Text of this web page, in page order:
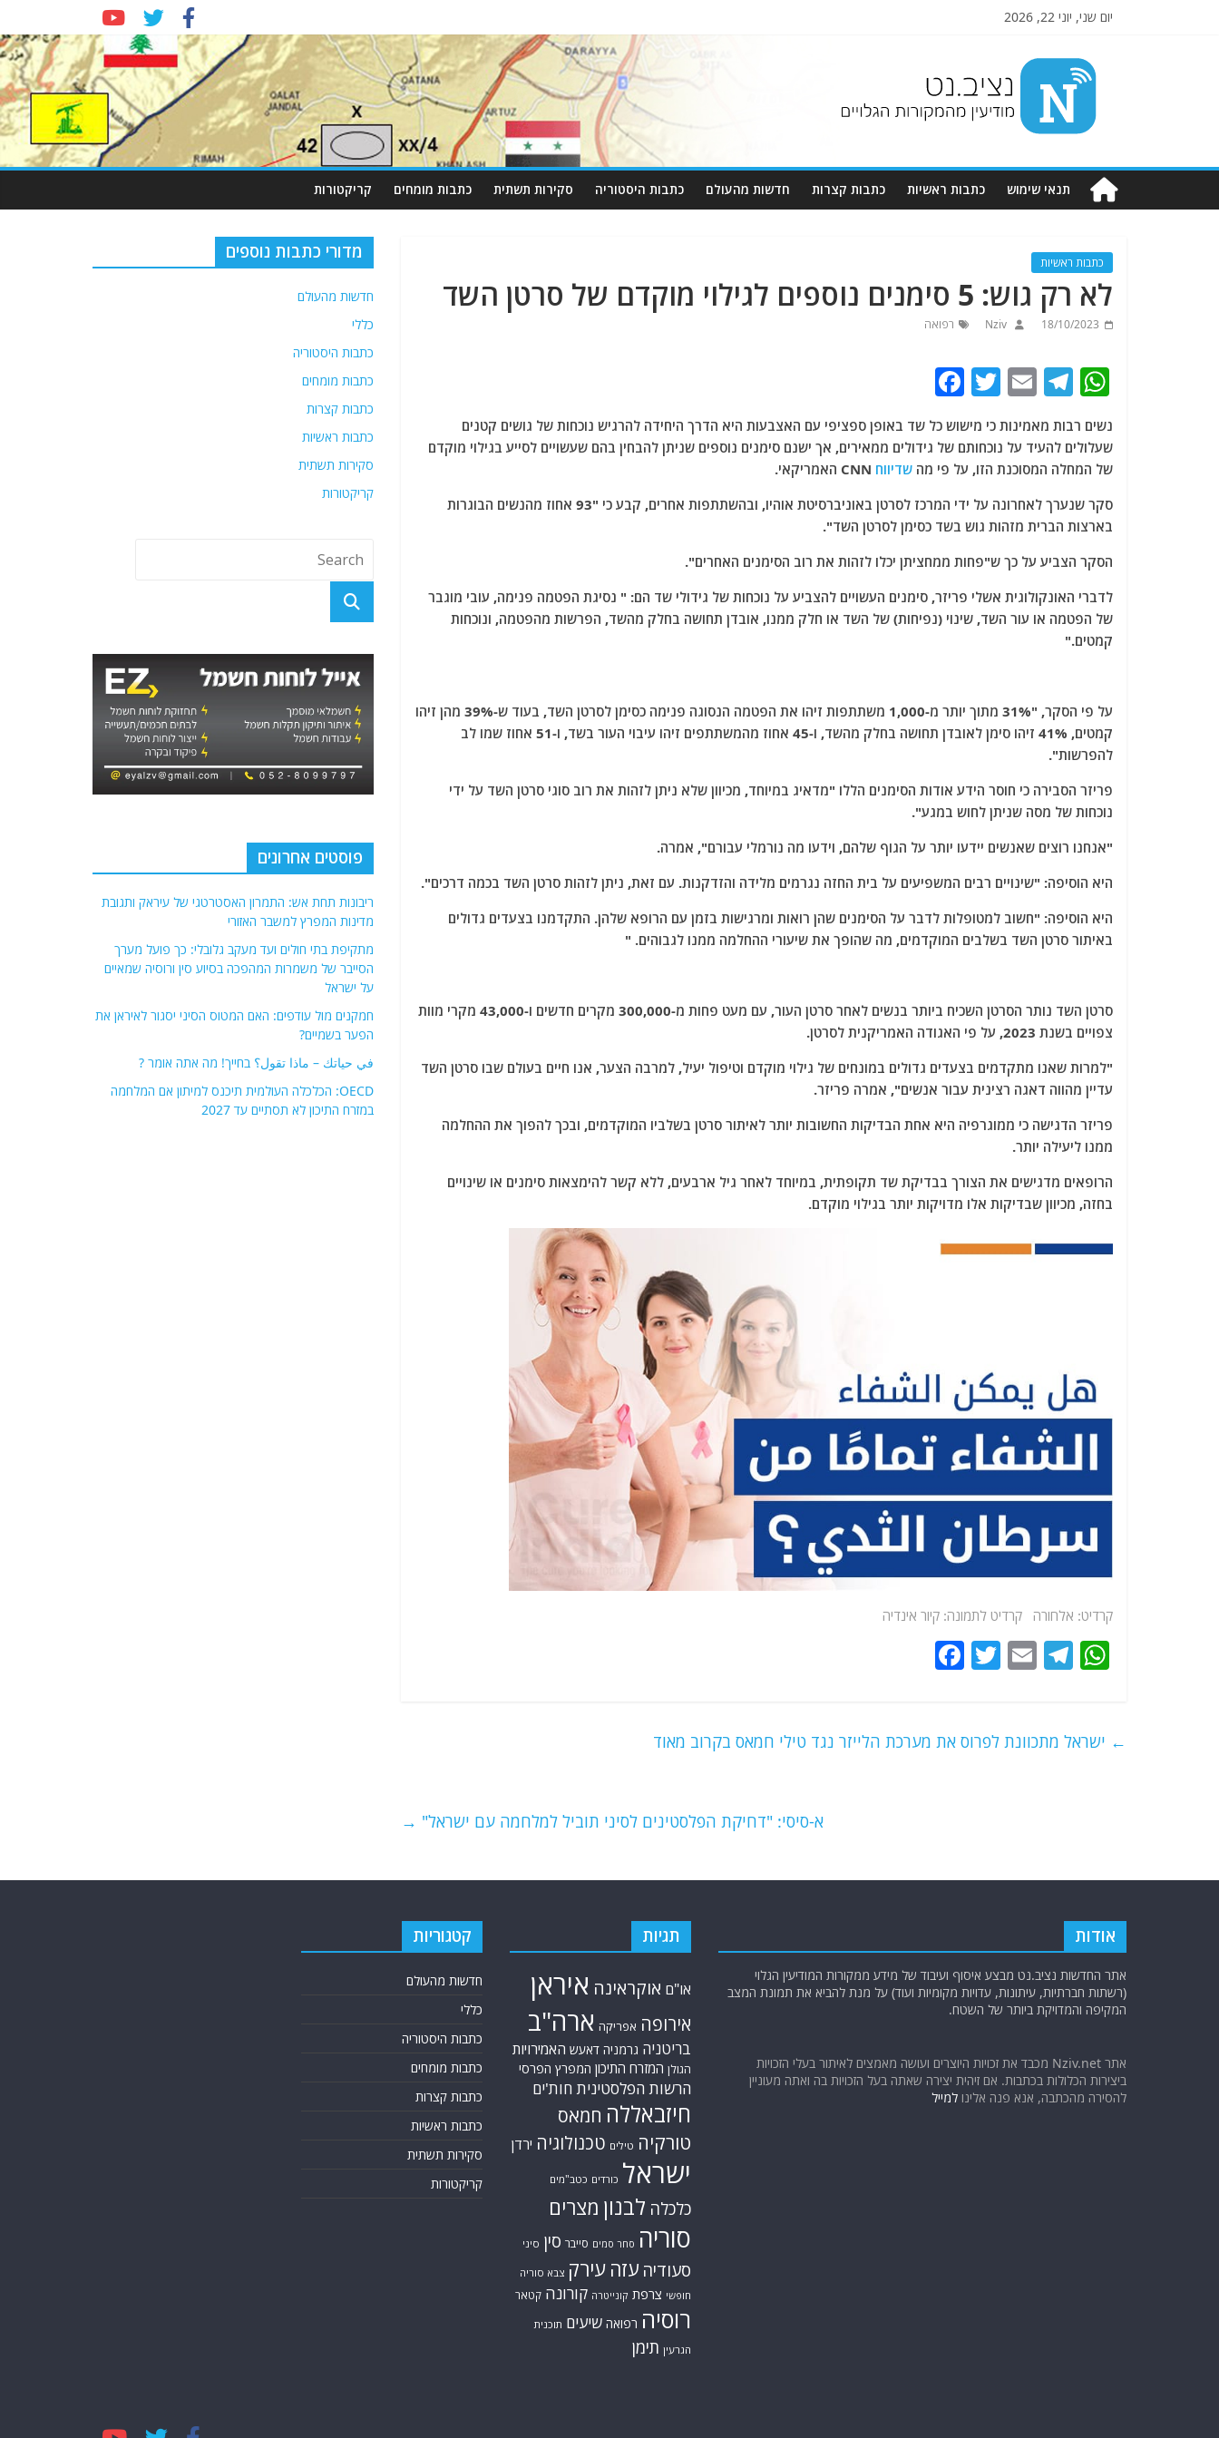
יום שני, יוני 22, 2026
Nziv.net
מודיעין
מהמקורות
תנאי שימוש כתבות ראשיות כתבות קצרות חדשות מהעולם כתבות היסטוריה סקירות תשתית כתבות מומחים קריקטורות
כתבות ראשיות
לא רק גוש: 5 סימנים נוספים לגילוי מוקדם של סרטן השד
18/10/2023
Nziv רפואה
W
at
s
A
p
p
T
e
g
ra
m
E
ai
l
T
itt
er
a
c
e
b
o
o
k
נשים רבות מאמינות כי מישוש כל שד באופן ספציפי עם האצבעות היא הדרך היחידה להרגיש נוכחות של גושים קטנים
שעלולים להעיד על נוכחותם של גידולים ממאירים, אך ישנם סימנים נוספים שניתן להבחין בהם שעשויים לסייע בגילוי מוקדם
של המחלה המסוכנת הזו, על פי מה שדיווח
סקר שנערך לאחרונה על ידי המרכז לסרטן באוניברסיטת אוהיו, ובהשתתפות אחרים, קבע כי "93 אחוז מהנשים הבוגרות
בארצות הברית מזהות גוש בשד כסימן לסרטן השד".
הסקר הצביע על כך ש"פחות ממחציתן יכלו לזהות את רוב הסימנים האחרים".
לדברי האונקולוגית אשלי פריזר, סימנים העשויים להצביע על נוכחות של גידולי שד הם: " נסיגת הפטמה פנימה, עובי מוגבר
של הפטמה או עור השד, שינוי (נפיחות) של השד או חלק ממנו, אובדן תחושה בחלק מהשד, הפרשות מהפטמה, ונוכחות
קמטים."
על פי הסקר, "31% מתוך יותר מ-1,000 משתתפות זיהו את הפטמה הנסוגה פנימה כסימן לסרטן השד, בעוד ש-39% מהן זיהו
קמטים, 41% זיהו סימן לאובדן תחושה בחלק מהשד, ו-45 אחוז מהמשתתפים זיהו עיבוי העור בשד, ו-51 אחוז שמו לב
להפרשות".
פריזר הסבירה כי חוסר הידע אודות הסימנים הללו "מדאיג במיוחד, מכיוון שלא ניתן לזהות את רוב סוגי סרטן השד על ידי
נוכחות של מסה שניתן לחוש במגע".
"אנחנו רוצים שאנשים יידעו יותר על הגוף שלהם, וידעו מה נורמלי עבורם", אמרה.
היא הוסיפה: "שינויים רבים המשפיעים על בית החזה נגרמים מלידה והזדקנות. עם זאת, ניתן לזהות סרטן השד בכמה דרכים".
היא הוסיפה: "חשוב למטופלות לדבר על הסימנים שהן רואות ומרגישות בזמן עם הרופא שלהן. התקדמנו בצעדים גדולים
באיתור סרטן השד בשלבים המוקדמים, מה שהופך את שיעורי ההחלמה ממנו לגבוהים. "
סרטן השד נותר הסרטן השכיח ביותר בנשים לאחר סרטן העור, עם מעט פחות מ-300,000 מקרים חדשים ו-43,000 מקרי מוות
צפויים בשנת 2023, על פי האגודה האמריקנית לסרטן.
"למרות שאנו מתקדמים בצעדים גדולים במונחים של גילוי מוקדם וטיפול יעיל, למרבה הצער, אנו חיים בעולם שבו סרטן השד
עדיין מהווה דאגה רצינית עבור אנשים", אמרה פריזר.
פריזר הדגישה כי ממוגרפיה היא אחת הבדיקות החשובות יותר לאיתור סרטן בשלביו המוקדמים, ובכך להפוך את ההחלמה
ממנו ליעילה יותר.
הרופאים מדגישים את הצורך בבדיקת שד תקופתית, במיוחד לאחר גיל ארבעים, ללא קשר להימצאות סימנים או שינויים
בחזה, מכיוון שבדיקות אלו מדויקות יותר בגילוי מוקדם.
קרדיט: אלחורה קרדיט לתמונה: קיור אינדיה
W
s
T
g
E
l
T
er
e ← ישראל מתכוונת לפרוס את מערכת הלייזר נגד טילי חמאס בקרוב מאוד
א-סיסי: "דחיקת הפלסטינים לסיני תוביל למלחמה עם ישראל" →
מדורי כתבות נוספים
חדשות מהעולם
כללי
כתבות היסטוריה
כתבות מומחים
כתבות קצרות
כתבות ראשיות
סקירות תשתית
קריקטורות
פוסטים אחרונים
ריבונות תחת אש: התמרון האסטרטגי של עיראק ותגובת
מדינות המפרץ למשבר האזורי
מתקיפת בתי חולים ועד מעקב גלובלי: כך פועל מערך
הסייבר של משמרות המהפכה בסיוע סין ורוסיה שמאיים
על ישראל
חמקנים מול עודפים: האם המטוס הסיני יסגור לאיראן את
הפער בשמיים?
في حياتك – ماذا تقول؟ בחייך! מה אתה אומר ?
OECD: הכלכלה העולמית תיכנס למיתון אם המלחמה
במזרח התיכון לא תסתיים עד 2027
אודות
אתר החדשות נציב.נט מבצע איסוף ועיבוד של מידע ממקורות המודיעין הגלוי
(רשתות חברתיות, עיתונות, עדויות מקומיות ועוד) על מנת להביא את תמונת המצב
המקיפה והמדויקת ביותר של השטח.
אתר Nziv.net מכבד את זכויות היוצרים ועושה מאמצים לאיתור בעלי הזכויות
ביצירות הכלולות בכתבות. אם זיהית יצירה שאתה בעל הזכויות בה ואתה מעוניין
להסירה מהכתבה, אנא פנה אלינו למייל
תגיות
או"ם אוקראינה איראן
אירופה אפריקה ארה"ב
בריטניה גרמניה דאעש האמירויות
הגולן המזרח התיכון המפרץ הפרסי
הרשות הפלסטינית חות'ים
חיזבאללה חמאס
טורקיה טילים טכנולוגיה ירדן
ישראל כורדים כטב"מים
כלכלה לבנון מצרים
סוריה סחר סמים סייבר סין סיני
סעודיה עזה עירק צבא סוריה
חופשי צרפת קונייטרה קורונה קטאר
רוסיה רפואה שיעים תוכנית
הגרעין תימן
קטגוריות
חדשות מהעולם
כללי
כתבות היסטוריה
כתבות מומחים
כתבות קצרות
כתבות ראשיות
סקירות תשתית
קריקטורות